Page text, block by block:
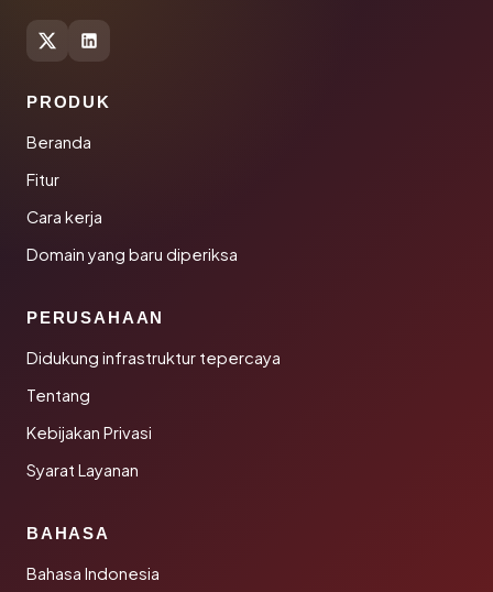
PRODUK
Beranda
Fitur
Cara kerja
Domain yang baru diperiksa
PERUSAHAAN
Didukung infrastruktur tepercaya
Tentang
Kebijakan Privasi
Syarat Layanan
BAHASA
Bahasa Indonesia